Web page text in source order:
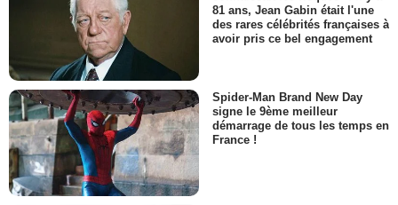
81 ans, Jean Gabin était l'une
des rares célébrités françaises à
avoir pris ce bel engagement
Spider-Man Brand New Day
signe le 9ème meilleur
démarrage de tous les temps en
France !